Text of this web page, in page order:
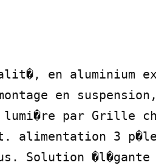
en aluminium
en
par Grille
alimentation 3
Solution